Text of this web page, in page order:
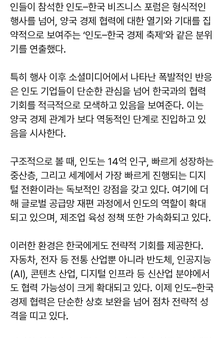
인들이 참석한 인도–한국 비즈니스 포럼은 형식적인
행사를 넘어, 양국 경제 협력에 대한 열기와 기대를 집
약적으로 보여주는 ‘인도–한국 경제 축제’와 같은 분위
기를 연출했다.
특히 행사 이후 소셜미디어에서 나타난 폭발적인 반응
은 인도 기업들이 단순한 관심을 넘어 한국과의 협력
기회를 적극적으로 모색하고 있음을 보여준다. 이는
양국 경제 관계가 보다 역동적인 단계로 진입하고 있
음을 시사한다.
구조적으로 볼 때, 인도는 14억 인구, 빠르게 성장하는
중산층, 그리고 세계에서 가장 빠르게 진행되는 디지
털 전환이라는 독보적인 강점을 갖고 있다. 여기에 더
해 글로벌 공급망 재편 과정에서 인도의 역할이 확대
되고 있으며, 제조업 육성 정책 또한 가속화되고 있다.
이러한 환경은 한국에게도 전략적 기회를 제공한다.
자동차, 전자 등 전통 산업뿐 아니라 반도체, 인공지능
(AI), 콘텐츠 산업, 디지털 인프라 등 신산업 분야에서
도 협력 가능성이 크게 확대되고 있다. 이제 인도–한국
경제 협력은 단순한 상호 보완을 넘어 점차 전략적 성
격을 띠고 있다.